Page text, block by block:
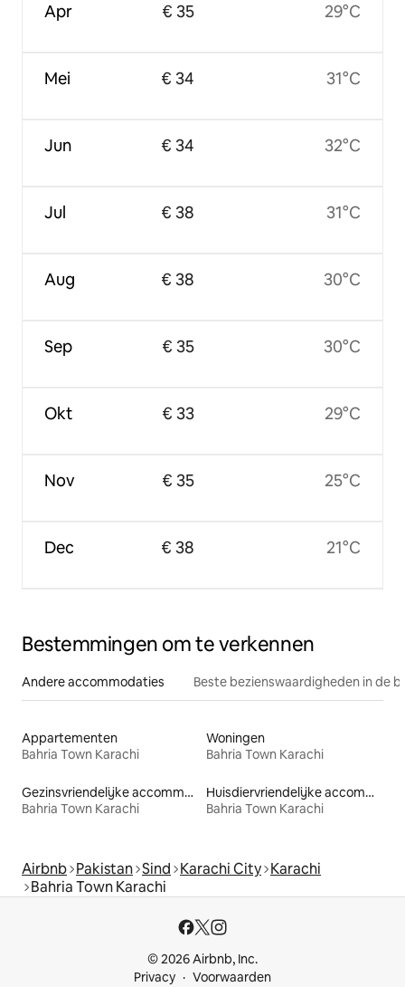
Apr
Mei
Jun
Jul
Aug
Sep
Okt
Nov
Dec
€ 35
€ 34
€ 34
€ 38
€ 38
€ 35
€ 33
€ 35
€ 38
29°C
31°C
32°C
31°C
30°C
30°C
29°C
25°C
21°C
Bestemmingen om te verkennen
Andere accommodaties Beste bezienswaardigheden in de
Appartementen
Bahria Town Karachi
Woningen
Bahria Town Karachi
Gezinsvriendelijke accommodaties
Bahria Town Karachi
Huisdiervriendelijke accommodaties
Bahria Town Karachi
Airbnb Pakistan Sind Karachi City Karachi
Bahria Town Karachi
© 2026 Airbnb, Inc.
Privacy
Voorwaarden